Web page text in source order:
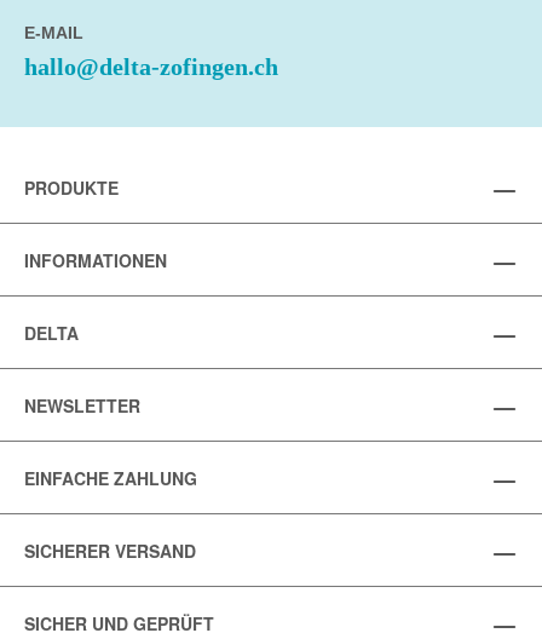
E-MAIL
hallo@delta-zofingen.ch
PRODUKTE
INFORMATIONEN
DELTA
NEWSLETTER
EINFACHE ZAHLUNG
SICHERER VERSAND
SICHER UND GEPRÜFT